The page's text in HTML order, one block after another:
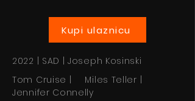
Kupi ulaznicu
2022 | SAD | Joseph Kosinski
Tom Cruise | Miles Teller |
Jennifer Connelly